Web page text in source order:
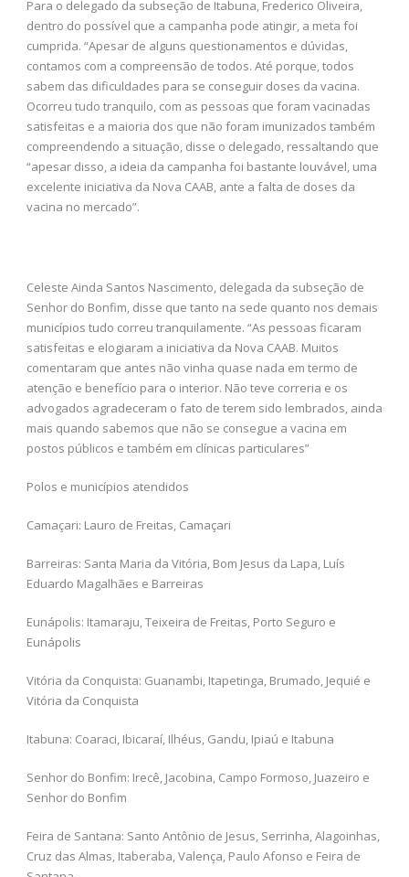
Para o delegado da subseção de Itabuna, Frederico Oliveira,
dentro do possível que a campanha pode atingir, a meta foi
cumprida. “Apesar de alguns questionamentos e dúvidas,
contamos com a compreensão de todos. Até porque, todos
sabem das dificuldades para se conseguir doses da vacina.
Ocorreu tudo tranquilo, com as pessoas que foram vacinadas
satisfeitas e a maioria dos que não foram imunizados também
compreendendo a situação, disse o delegado, ressaltando que
“apesar disso, a ideia da campanha foi bastante louvável, uma
excelente iniciativa da Nova CAAB, ante a falta de doses da
vacina no mercado”.
Celeste Ainda Santos Nascimento, delegada da subseção de
Senhor do Bonfim, disse que tanto na sede quanto nos demais
municípios tudo correu tranquilamente. “As pessoas ficaram
satisfeitas e elogiaram a iniciativa da Nova CAAB. Muitos
comentaram que antes não vinha quase nada em termo de
atenção e benefício para o interior. Não teve correria e os
advogados agradeceram o fato de terem sido lembrados, ainda
mais quando sabemos que não se consegue a vacina em
postos públicos e também em clínicas particulares”
Polos e municípios atendidos
Camaçari: Lauro de Freitas, Camaçari
Barreiras: Santa Maria da Vitória, Bom Jesus da Lapa, Luís
Eduardo Magalhães e Barreiras
Eunápolis: Itamaraju, Teixeira de Freitas, Porto Seguro e
Eunápolis
Vitória da Conquista: Guanambi, Itapetinga, Brumado, Jequié e
Vitória da Conquista
Itabuna: Coaraci, Ibicaraí, Ilhéus, Gandu, Ipiaú e Itabuna
Senhor do Bonfim: Irecê, Jacobina, Campo Formoso, Juazeiro e
Senhor do Bonfim
Feira de Santana: Santo Antônio de Jesus, Serrinha, Alagoinhas,
Cruz das Almas, Itaberaba, Valença, Paulo Afonso e Feira de